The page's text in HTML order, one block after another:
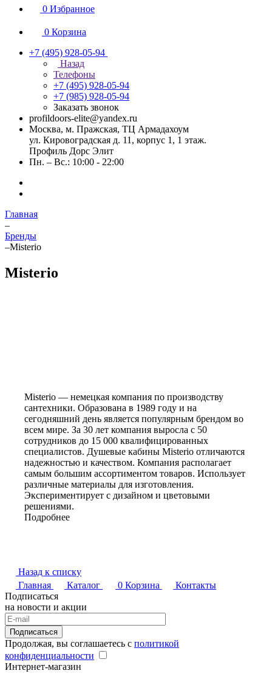
0 Избранное
0 Корзина
+7 (495) 928-05-94
Назад
Телефоны
+7 (495) 928-05-94
+7 (985) 928-05-94
Заказать звонок
profildoors-elite@yandex.ru
Москва, м. Пражская, ТЦ Армадахоум
ул. Кировоградская д. 11, корпус 1, 1 этаж.
Профиль Дорс Элит
Пн. – Вс.: 10:00 - 22:00
Главная
–
Бренды
–Misterio
Misterio
Misterio — немецкая компания по производству
сантехники. Образована в 1989 году и на
сегодняшний день является популярным брендом во
всем мире. За 30 лет компания выросла с 50
сотрудников до 15 000 квалифицированных
специалистов. Душевые кабины Misterio отличаются
надежностью и качеством. Компания располагает
самым большим ассортиментом товаров. Использует
различные материалы для изготовления.
Экспериментирует с дизайном и цветовыми
решениями.
Подробнее
Назад к списку
Главная
Каталог 0 Корзина
Контакты
Подписаться
на новости и акции
Подписаться
Продолжая, вы соглашаетесь с политикой
конфиденциальности
Интернет-магазин